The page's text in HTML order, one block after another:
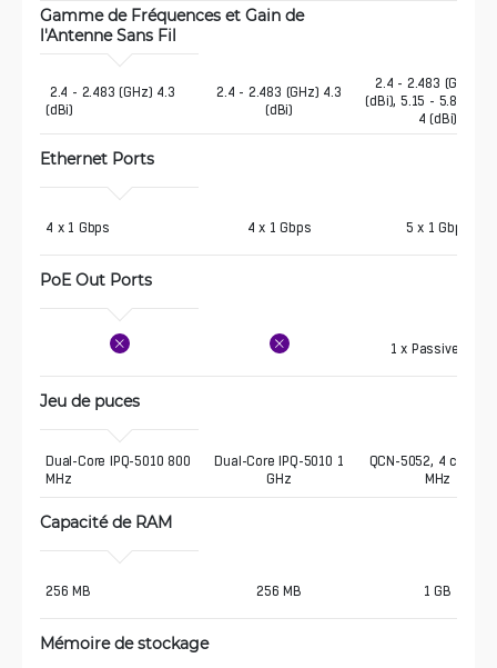
Gamme de Fréquences et Gain de
l'Antenne Sans Fil
(dBi)
2.4 - 2.483 (GHz) 4.3
(dBi)
2.4 - 2.483 (GHz)
(dBi), 5.15 - 5.875
4 (dBi)
Ethernet Ports
4 x 1 Gbps 4 x 1 Gbps 5 x 1 Gbps
PoE Out Ports
1 x Passive PoE
Jeu de puces
Dual-Core IPQ-5010 800
MHz
Dual-Core IPQ-5010 1
GHz
QCN-5052, 4 core,
MHz
Capacité de RAM
256 MB 256 MB 1 GB
Mémoire de stockage